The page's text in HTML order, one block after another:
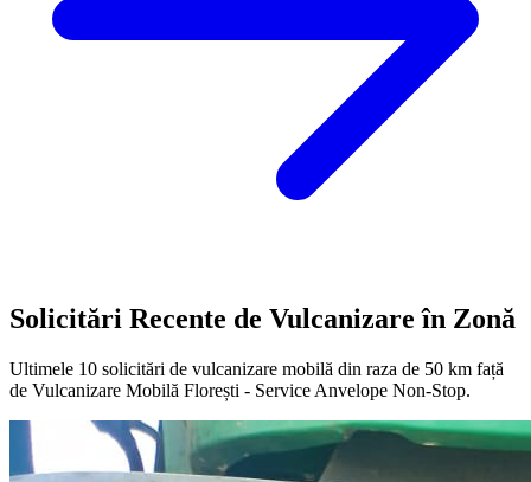
Solicitări Recente de Vulcanizare în Zonă
Ultimele 10 solicitări de vulcanizare mobilă din raza de 50 km față
de Vulcanizare Mobilă Florești - Service Anvelope Non-Stop.